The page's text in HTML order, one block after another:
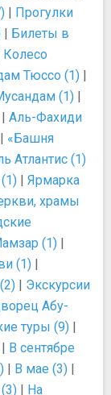
| Прогулки
| Билеты в
Колесо
Тюссо (1) |
(1) |
| Аль-Фахиди
| «Башня
Атлантис (1)
| Ярмарка
храмы
(1) |
(1) |
| Экскурсии
Абу-
туры (9) |
| В сентябре
| В мае (3) |
| На